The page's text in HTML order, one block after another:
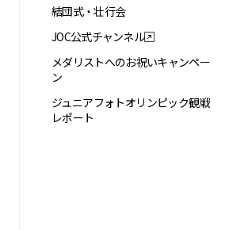
結団式・壮行会
JOC公式チャンネル
メダリストへのお祝いキャンペー
ン
ジュニアフォトオリンピック観戦
レポート